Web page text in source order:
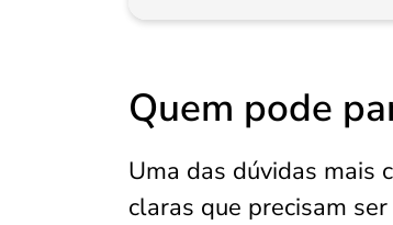
Quem pode
Uma das dúvidas mais
claras que precisam